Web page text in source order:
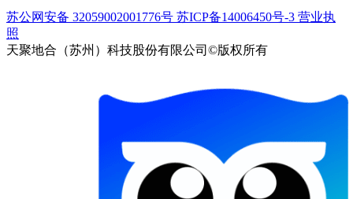
苏公网安备 32059002001776号 苏ICP备14006450号-3 营业执
照
天聚地合（苏州）科技股份有限公司©版权所有